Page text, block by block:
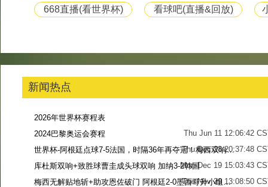
668直播(看世界杯) 看球吧(直播&回放)
新闻热点
2026年世界杯赛程表
Thu Jun 11 12:06:42
2024巴黎奥运会赛程
Thu Dec 28 20:37:48
世界杯-阿根廷点球7-5法国，时隔36年再夺冠！梅西双响姆巴佩戴帽
Mon Dec 19 15:03:43
库杜斯双响+致胜球曹圭成头球双响 加纳3-2韩国
Tue Nov 29 13:08:50
梅西无解贴地斩+助攻恩佐破门 阿根廷2-0墨西哥升小组第二